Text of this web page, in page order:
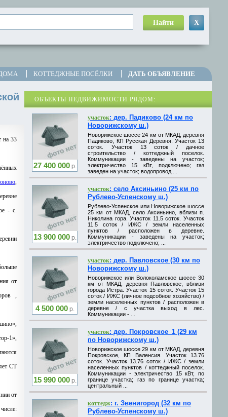
КОТТЕДЖНЫЕ ПОСЁЛКИ ДАТЬ ОБЪЯВЛЕНИЕ
Найти X
на 33
,
- с.
от
,
1»,
СТ
от
ОБЪЕКТЫ НЕДВИЖИМОСТИ РЯДОМ:
27 400 000р.
участок: дер. Падиково (24 км по
Новорижскому ш.)
Новорижское шоссе 24 км от МКАД, деревня
Падиково, КП Русская Деревня. Участок 13
соток. Участок 13 соток / дачное
строительство / коттеджный поселок.
Коммуникации - заведены на участок;
электричество 15 кВт, подключено; газ
заведен на участок; водопровод ...
13 900 000р.
участок: село Аксиньино (25 км по
Рублево-Успенскому ш.)
Рублево-Успенское или Новорижское шоссе
25 км от МКАД, село Аксиньино, вблизи п.
Николина гора. Участок 11.5 соток. Участок
11.5 соток / ИЖС / земли населенных
пунктов / расположен в деревне.
Коммуникации - заведены на участок;
электричество подключено; ...
4 500 000р.
участок: дер. Павловское (30 км по
Новорижскому ш.)
Новорижское или Волоколамское шоссе 30
км от МКАД, деревня Павловское, вблизи
города Истра. Участок 15 соток. Участок 15
соток / ИЖС (личное подсобное хозяйство) /
земли населенных пунктов / расположен в
деревне / с участка выход в лес.
Коммуникации - ...
15 990 000р.
участок: дер. Покровское_1 (29 км
по Новорижскому ш.)
Новорижское шоссе 29 км от МКАД, деревня
Покровское, КП Валенсия. Участок 13.76
соток. Участок 13.76 соток / ИЖС / земли
населенных пунктов / коттеджный поселок.
Коммуникации - электричество 15 кВт, по
границе участка; газ по границе участка;
центральный ...
коттедж: г. Звенигород (32 км по
Рублево-Успенскому ш.)